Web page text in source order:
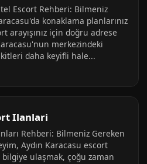
Escort Rehberi: Bilmeniz
konaklama planlarınız
arayışınız için doğru adrese
merkezindeki
daha keyifli hale...
Ilanlari
Rehberi: Bilmeniz Gereken
Aydın Karacasu escort
ulaşmak, çoğu zaman